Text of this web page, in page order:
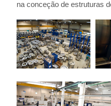
na conceção de estruturas